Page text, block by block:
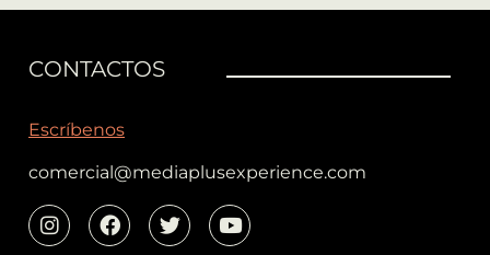
CONTACTOS
Escríbenos
comercial@mediaplusexperience.com